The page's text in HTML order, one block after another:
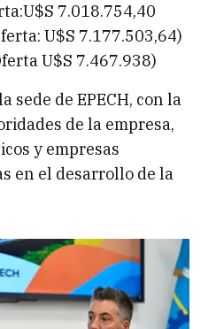
7.018.754,40
U$S 7.177.503,64)
U$S 7.467.938)
sede de EPECH, con la
de la empresa,
y empresas
en el desarrollo de la